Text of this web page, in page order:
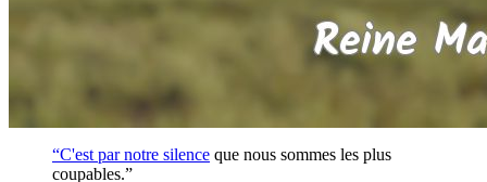
“C'est par notre silence que nous sommes les plus
coupables.”